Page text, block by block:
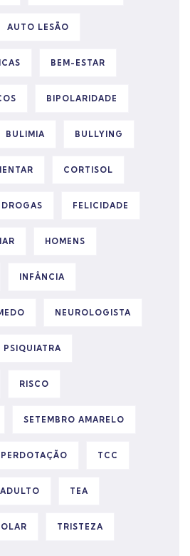
AUTO LESÃO
BEM-ESTAR
BIPOLARIDADE
BULIMIA BULLYING
CORTISOL
DROGAS FELICIDADE
HOMENS
INFÂNCIA
NEUROLOGISTA
PSIQUIATRA
RISCO
SETEMBRO AMARELO
TCC
TEA
TRISTEZA